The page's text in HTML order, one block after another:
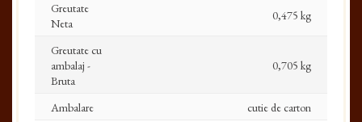
Greutate
Neta
0,475 kg
Greutate cu
ambalaj -
Bruta
0,705 kg
Ambalare cutie de carton